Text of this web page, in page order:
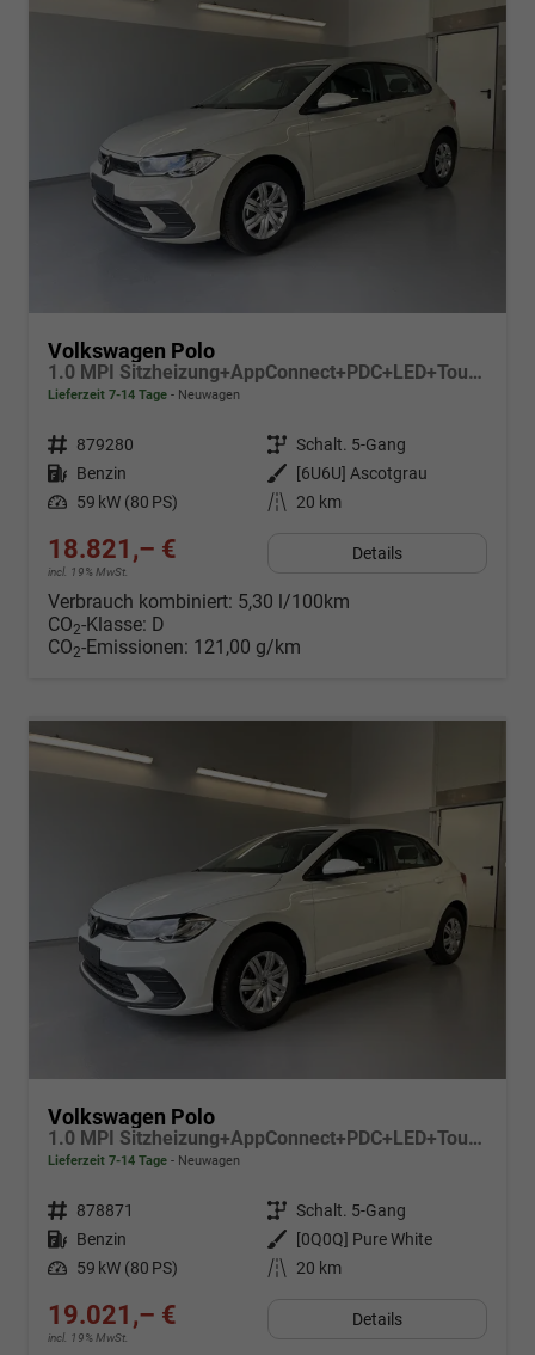
Volkswagen Polo
1.0 MPI Sitzheizung+AppConnect+PDC+LED+Touch+Lichtsensor+MultiLenkrad
Lieferzeit 7-14 Tage Neuwagen
Fahrzeugnr. 879280 Getriebe Schalt. 5-Gang
Kraftstoff Benzin Außenfarbe
[6U6U] Ascotgrau
Leistung 59 kW (80 PS) Kilometerstand 20 km
18.821,– €
incl. 19% MwSt.
Details
Verbrauch kombiniert: 5,30 l/100km
CO2-Klasse: D
CO2-Emissionen: 121,00 g/km
Volkswagen Polo
1.0 MPI Sitzheizung+AppConnect+PDC+LED+Touch+Lichtsensor+MultiLenkrad
Lieferzeit 7-14 Tage Neuwagen
Fahrzeugnr. 878871 Getriebe Schalt. 5-Gang
Kraftstoff Benzin Außenfarbe
[0Q0Q] Pure White
Leistung 59 kW (80 PS) Kilometerstand 20 km
19.021,– €
incl. 19% MwSt.
Details